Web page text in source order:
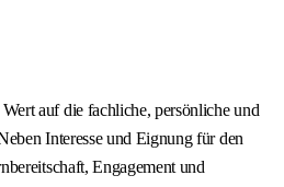
auf die fachliche, persönliche und
Interesse und Eignung für den
Engagement und